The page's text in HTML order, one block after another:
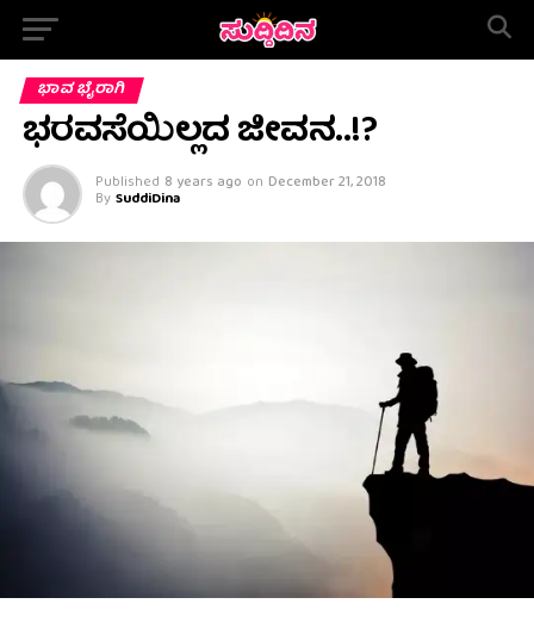
ಭಾವ ಭೈರಾಗಿ
ಭರವಸೆಯಿಲ್ಲದ ಜೀವನ..!?
Published 8 years ago on December 21, 2018
By SuddiDina